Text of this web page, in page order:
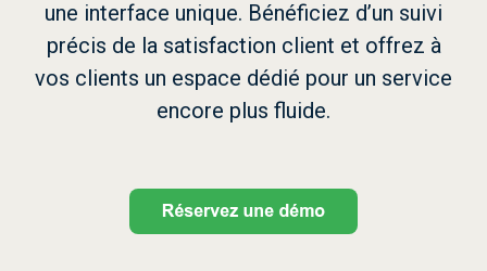
vos questions.
CRM pour ARAMIS
Documentation API
une interface unique. Bénéficiez d’un suivi
précis de la satisfaction client et offrez à
vos clients un espace dédié pour un service
encore plus fluide.